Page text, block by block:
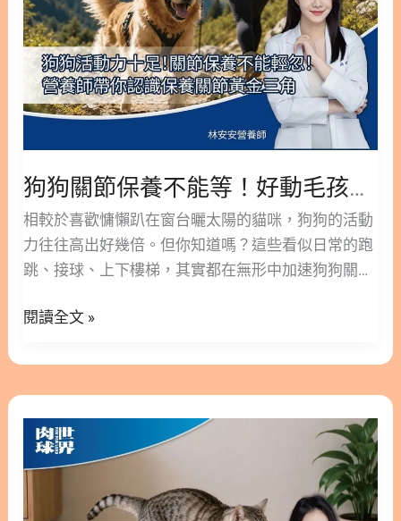
效？ Q3：益生菌要怎麼餵、什麼時候吃最好
: 顯示/隱藏 1. 如何分辨狗狗食慾不振是挑食還是生
病？ 1.1. 狗狗食慾不振但精神好、討零食，要緊嗎？
1.2. 狗食慾不振又沒精神、拒吃零食代表什麼？ 2. 狗
狗食慾不振能撐幾天？分齡觀察時數表 2.1. 幼犬食慾
不振撐超過 12 小時該怎麼辦？ 2.2. 小狗剛到家或打
完疫苗食慾不振正常嗎？ 2.3. 成犬食慾不振可以觀察
就醫？ 3. 為什麼狗狗食慾不振精神不好？2 指標判斷
3.1. 如何觀察狗狗精神？沉鬱躲藏是警訊嗎？ 3.2. 狗
狗牙齦蒼白或偏黃代表貧血或黃疸嗎？ 3.3. 狗貧血食
慾不振有哪些致命警訊？ 4. 為什麼狗狗會食慾不
振？分齡原因總覽 4.1. 各年齡狗狗食慾不振的共通原
因有哪些？ 4.2. 為什麼幼犬食慾不振要先排除細小病
症狀要送急診？ 6. 關於狗狗食慾不振，還有哪些常
見疑問？ 6.1. 狗狗食慾不振多久算正常？幾天要擔
心？ 6.2. 狗狗食慾不振可以自己買食慾刺激劑嗎？
6.3. 帶狗狗看醫生前要記錄哪些狀況？ 7. 別再猶豫
狗狗關節保養不能等！好動毛孩與大型犬必看的「黃金三角」護骨指南
相較於喜歡慵懶趴在窗台曬太陽的貓咪，狗狗的活動
力往往高出好幾倍。但你知道嗎？這些看似日常的跑
跳、接球、上下樓梯，其實都在無形中加速狗狗關節
布拉多），關節承受的壓力更是驚人。 當你發現毛孩
時，關節的磨損往往已經相當嚴重。今天，我將從臨
床實證與寵物營養學的角度，和大家聊聊狗狗關節退
化的隱形危機，並帶你認識最新的「關節保養黃金三
角」，教你如何透過精準營養，讓毛孩的關節用到
老、靈活到老！ 版本閱讀>> 狗狗活動力十足！關節
保養不能輕忽！營養師帶你認識保養關節黃金三角 隱
不
能
等！
動
與
大
型
犬
看
「黃
金
三
角」
護
閱讀全文 »
咪
突
然
尿